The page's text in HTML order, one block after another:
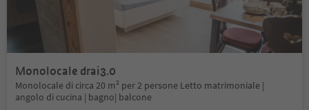
Monolocale drai3.0
Monolocale di circa 20 m² per 2 persone Letto matrimoniale |
angolo di cucina | bagno| balcone